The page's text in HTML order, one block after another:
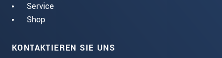
Service
Shop
KONTAKTIEREN SIE UNS